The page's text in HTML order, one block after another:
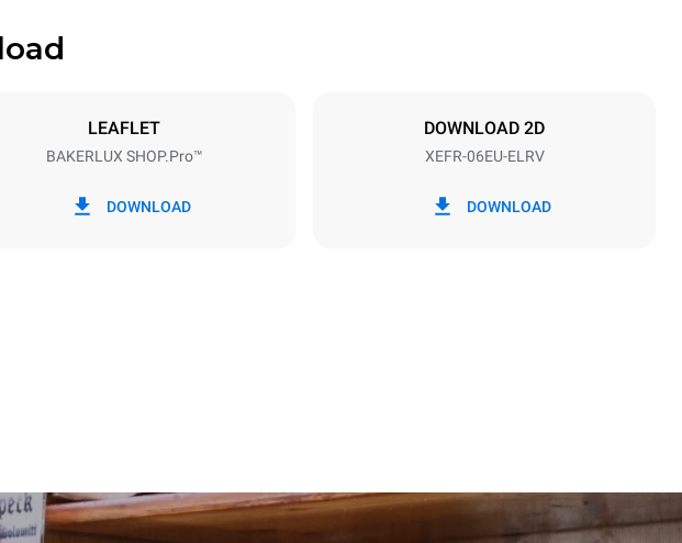
Teglie
essere azzerate scegliendo di
energia prodotta da fonti
LEAFLET
BAKERLUX SHOP.Pro™
DOWNLOAD
DOWNLOAD 2D
XEFR-06EU-ELRV
DOWNLOAD